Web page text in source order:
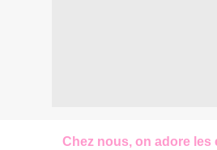
Chez nous, on adore les